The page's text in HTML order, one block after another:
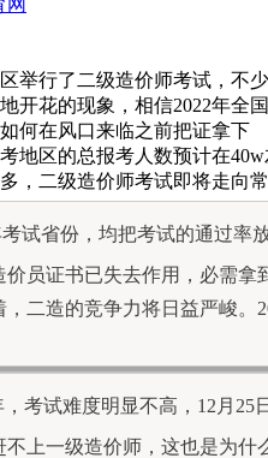
举行了二级造价师考试，
开花的现象，相信2022年
何在风口来临之前把证拿下
地区的总报考人数预计在
，二级造价师考试即将走向常
考试省份，均把考试的通过
员证书已失去作用，必需
二造的竞争力将日益严峻
，考试难度明显不高，12月
上一级造价师，这也是为什